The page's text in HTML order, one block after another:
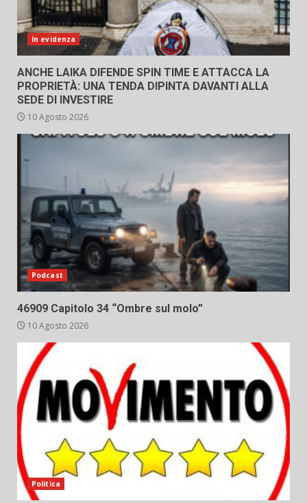
In evidenza
ANCHE LAIKA DIFENDE SPIN TIME E ATTACCA LA
PROPRIETÀ: UNA TENDA DIPINTA DAVANTI ALLA
SEDE DI INVESTIRE
10 Agosto 2026
Podcast
46909 Capitolo 34 “Ombre sul molo”
10 Agosto 2026
Politica